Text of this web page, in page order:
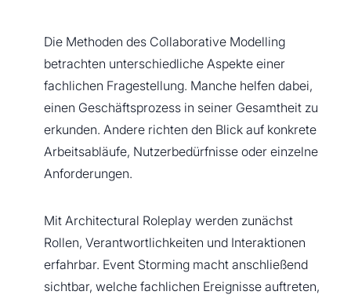
Die Methoden des Collaborative Modelling
betrachten unterschiedliche Aspekte einer
fachlichen Fragestellung. Manche helfen dabei,
einen Geschäftsprozess in seiner Gesamtheit zu
erkunden. Andere richten den Blick auf konkrete
Arbeitsabläufe, Nutzerbedürfnisse oder einzelne
Anforderungen.
Mit Architectural Roleplay werden zunächst
Rollen, Verantwortlichkeiten und Interaktionen
erfahrbar. Event Storming macht anschließend
sichtbar, welche fachlichen Ereignisse auftreten,